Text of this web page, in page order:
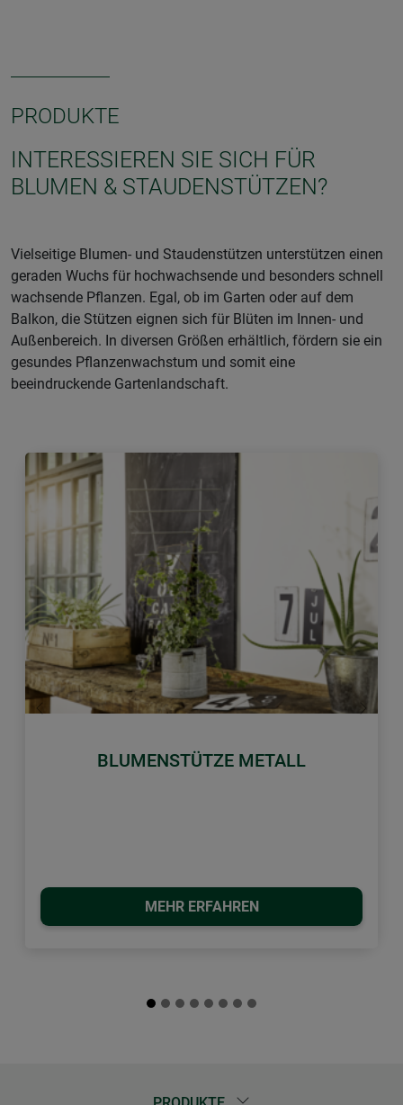
PRODUKTE
INTERESSIEREN SIE SICH FÜR
BLUMEN & STAUDENSTÜTZEN?
Vielseitige Blumen- und Staudenstützen unterstützen einen
geraden Wuchs für hochwachsende und besonders schnell
wachsende Pflanzen. Egal, ob im Garten oder auf dem
Balkon, die Stützen eignen sich für Blüten im Innen- und
Außenbereich. In diversen Größen erhältlich, fördern sie ein
gesundes Pflanzenwachstum und somit eine
beeindruckende Gartenlandschaft.
BLUMENSTÜTZE METALL
MEHR ERFAHREN
Zurück Weiter